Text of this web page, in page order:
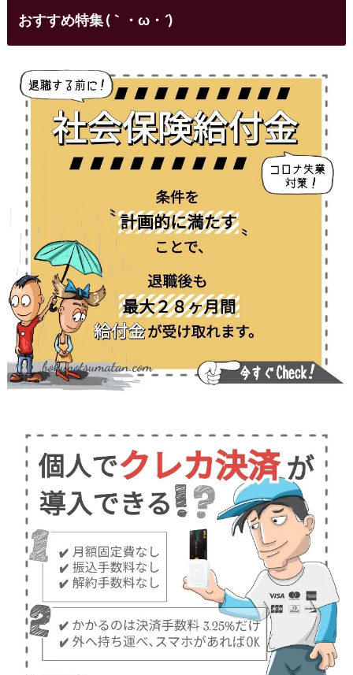
おすすめ特集 (｀・ω・´)ゞ